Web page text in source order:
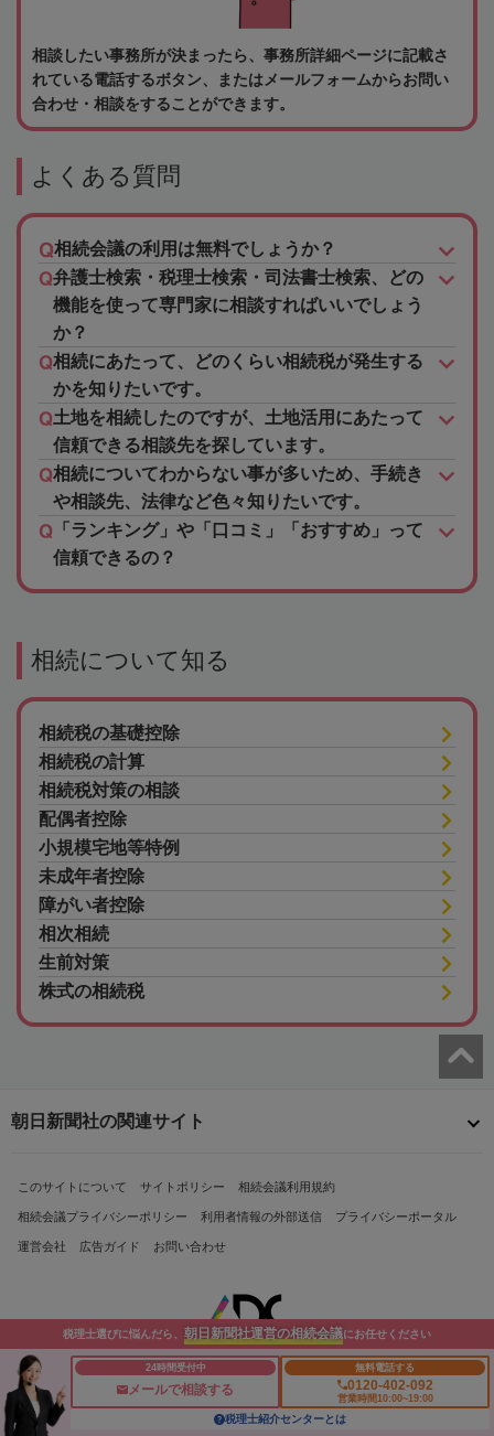
相談したい事務所が決まったら、事務所詳細ページに記載さ
れている電話するボタン、またはメールフォームからお問い
合わせ・相談をすることができます。
よくある質問
相続会議の利用は無料でしょうか？
弁護士検索・税理士検索・司法書士検索、どの
機能を使って専門家に相談すればいいでしょう
か？
相続にあたって、どのくらい相続税が発生する
かを知りたいです。
土地を相続したのですが、土地活用にあたって
信頼できる相談先を探しています。
相続についてわからない事が多いため、手続き
や相談先、法律など色々知りたいです。
「ランキング」や「口コミ」「おすすめ」って
信頼できるの？
相続について知る
相続税の基礎控除
相続税の計算
相続税対策の相談
配偶者控除
小規模宅地等特例
未成年者控除
障がい者控除
相次相続
生前対策
株式の相続税
税理士選びに悩んだら、 朝日新聞社運営の相続会議にお任せください
24時間受付中
メールで相談する
無料電話する
0120-402-092
営業時間10:00~19:00
税理士紹介センターとは
朝日新聞社の関連サイト
このサイトについて サイトポリシー 相続会議利用規約
相続会議プライバシーポリシー 利用者情報の外部送信 プライバシーポータル
運営会社 広告ガイド お問い合わせ
Copyright© The Asahi Shimbun Company. All Rights Reserved.